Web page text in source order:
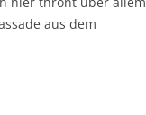
aus dem